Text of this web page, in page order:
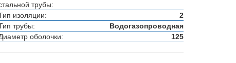
трубы:
изоляции:
2
трубы:
Водогазопроводная
оболочки:
125